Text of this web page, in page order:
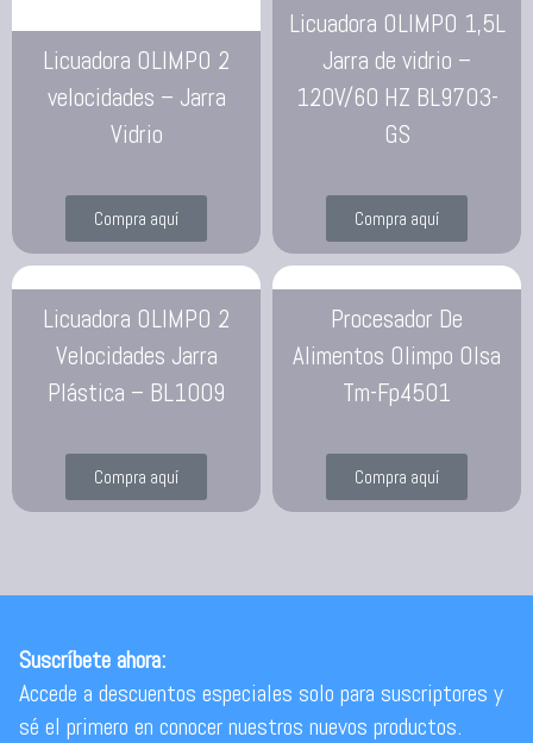
Licuadora OLIMPO 2
velocidades – Jarra
Vidrio
Compra aquí
Licuadora OLIMPO 1,5L
Jarra de vidrio –
120V/60 HZ BL9703-
GS
Compra aquí
Licuadora OLIMPO 2
Velocidades Jarra
Plástica – BL1009
Compra aquí
Procesador De
Alimentos Olimpo Olsa
Tm-Fp4501
Compra aquí
Suscríbete ahora:
Accede a descuentos especiales solo para suscriptores y
sé el primero en conocer nuestros nuevos productos.